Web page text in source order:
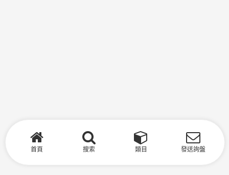
首頁 搜索 類目 發送詢盤